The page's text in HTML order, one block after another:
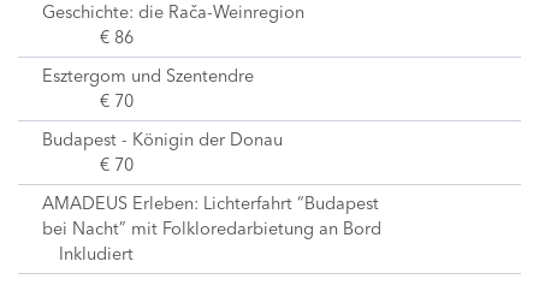
Geschichte: die Rača-Weinregion
€ 86
Esztergom und Szentendre
€ 70
Budapest - Königin der Donau
€ 70
AMADEUS Erleben: Lichterfahrt “Budapest
bei Nacht” mit Folkloredarbietung an Bord
Inkludiert